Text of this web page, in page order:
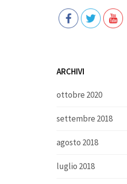
ARCHIVI
ottobre 2020
settembre 2018
agosto 2018
luglio 2018